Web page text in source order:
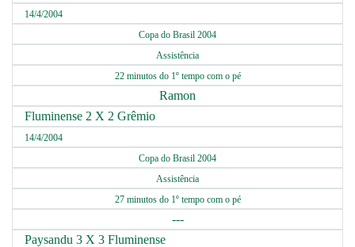
14/4/2004
Copa do Brasil 2004
Assistência
22 minutos do 1º tempo com o pé
Ramon
Fluminense 2 X 2 Grêmio
14/4/2004
Copa do Brasil 2004
Assistência
27 minutos do 1º tempo com o pé
---
Paysandu 3 X 3 Fluminense